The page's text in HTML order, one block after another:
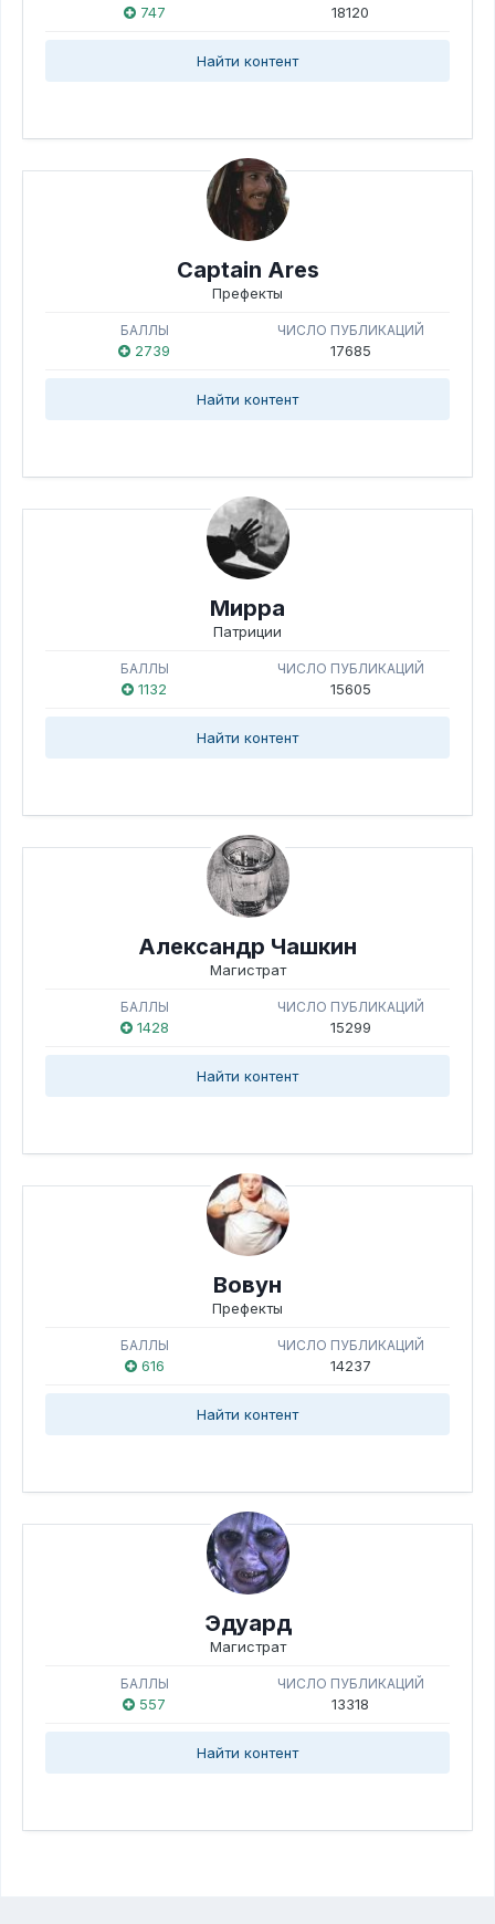
747 18120
Найти контент
Captain Ares
Префекты
БАЛЛЫ
2739
ЧИСЛО ПУБЛИКАЦИЙ
17685
Найти контент
Мирра
Патриции
БАЛЛЫ
1132
ЧИСЛО ПУБЛИКАЦИЙ
15605
Найти контент
Александр Чашкин
Магистрат
БАЛЛЫ
1428
ЧИСЛО ПУБЛИКАЦИЙ
15299
Найти контент
Вовун
Префекты
БАЛЛЫ
616
ЧИСЛО ПУБЛИКАЦИЙ
14237
Найти контент
Эдуард
Магистрат
БАЛЛЫ
557
ЧИСЛО ПУБЛИКАЦИЙ
13318
Найти контент